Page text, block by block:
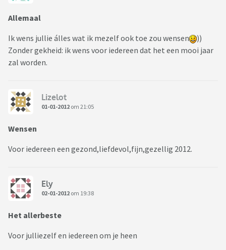
Allemaal
Ik wens jullie álles wat ik mezelf ook toe zou wensen
))
Zonder gekheid: ik wens voor iedereen dat het een mooi jaar
zal worden.
Lizelot
01-01-2012 om 21:05
Wensen
Voor iedereen een gezond,liefdevol,fijn,gezellig 2012.
Ely
02-01-2012 om 19:38
Het allerbeste
Voor julliezelf en iedereen om je heen